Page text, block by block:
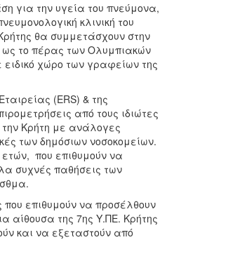
για την υγεία του πνεύμονα,
κλινική του
θα συμμετάσχουν στην
ως το πέρας των Ολυμπιακών
χώρο των γραφείων της
(ERS) & της
από τους ιδιώτες
Κρήτη με ανάλογες
των δημόσιων νοσοκομείων.
που επιθυμούν να
συχνές παθήσεις των
επιθυμούν να προσέλθουν
αίθουσα της 7ης Υ.ΠΕ. Κρήτης
και να εξεταστούν από